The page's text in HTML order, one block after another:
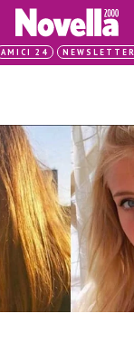
AMICI 24 NEWSLETTER